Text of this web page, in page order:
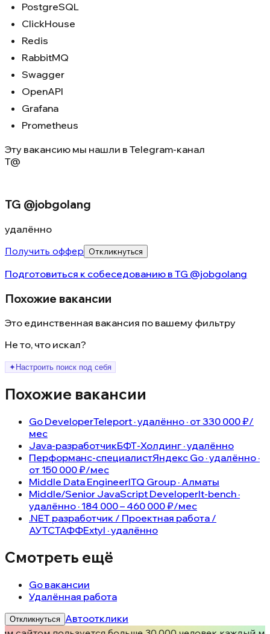
PostgreSQL
ClickHouse
Redis
RabbitMQ
Swagger
OpenAPI
Grafana
Prometheus
Эту вакансию мы нашли в Telegram-канал
T@
TG @jobgolang
удалённо
Получить оффер
Откликнуться
Подготовиться к собеседованию в TG @jobgolang
Похожие вакансии
Это единственная вакансия по вашему фильтру
Не то, что искал?
✦ Настроить поиск под себя
Похожие вакансии
Go DeveloperTeleport · удалённо · от 330 000 ₽/
мес
Java-разработчикБФТ-Холдинг · удалённо
Перформанс-специалистЯндекс Go · удалённо ·
от 150 000 ₽/мес
Middle Data EngineerITQ Group · Алматы
Middle/Senior JavaScript DeveloperIt-bench ·
удалённо · 184 000 – 460 000 ₽/мес
.NET разработчик / Проектная работа /
АУТСТАФФExtyl · удалённо
Смотреть ещё
Go вакансии
Удалённая работа
Откликнуться Автоотклики